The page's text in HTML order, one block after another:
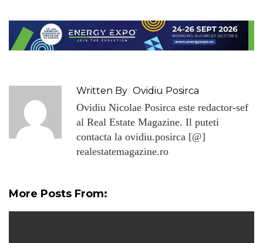
Written By Ovidiu Posirca
Ovidiu Nicolae Posirca este redactor-sef
al Real Estate Magazine. Il puteti
contacta la ovidiu.posirca [@]
realestatemagazine.ro
More Posts From: